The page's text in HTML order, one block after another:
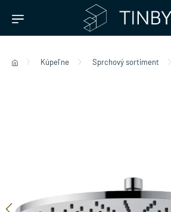
Kúpeľne Sprchový sortiment